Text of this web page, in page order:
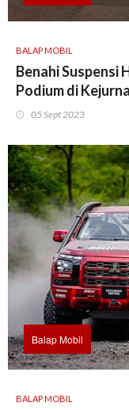
BALAP MOBIL
Benahi Suspensi
Podium di
05 Sept 2023
Balap Mobil
BALAP MOBIL